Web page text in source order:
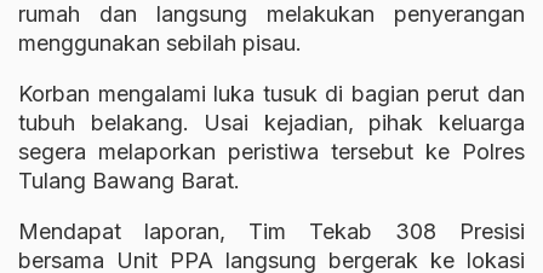
rumah dan langsung melakukan penyerangan
menggunakan sebilah pisau.
Korban mengalami luka tusuk di bagian perut dan
tubuh belakang. Usai kejadian, pihak keluarga
segera melaporkan peristiwa tersebut ke Polres
Tulang Bawang Barat.
Mendapat laporan, Tim Tekab 308 Presisi
bersama Unit PPA langsung bergerak ke lokasi